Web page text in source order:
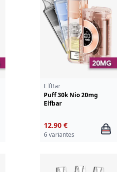
ElfBar
Puff 30k Nio 20mg
Elfbar
12.90 €
6 variantes